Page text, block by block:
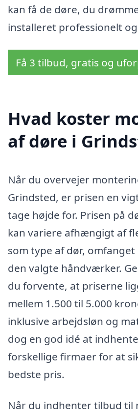
kan få de døre, du
installeret professionelt
Få 3 tilbud, gratis og
Hvad koster
af døre i
Når du overvejer
Grindsted, er prisen en
tage højde for. Prisen på
kan variere afhængigt af
som type af dør,
den valgte håndværker.
du forvente, at priserne
mellem 1.500 til 5.000
inklusive arbejdsløn og
dog en god idé at
forskellige firmaer for at
bedste pris.
Når du indhenter tilbud til